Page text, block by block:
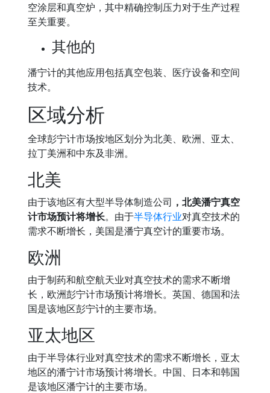
空涂层和真空炉，其中精确控制压力对于生产过程
至关重要。
其他的
潘宁计的其他应用包括真空包装、医疗设备和空间
技术。
区域分析
全球彭宁计市场按地区划分为北美、欧洲、亚太、
拉丁美洲和中东及非洲。
北美
由于该地区有大型半导体制造公司 ，北美潘宁真空
计市场预计将增长。由于半导体行业对真空技术的
需求不断增长，美国是潘宁真空计的重要市场。
欧洲
由于制药和航空航天业对真空技术的需求不断增
长，欧洲彭宁计市场预计将增长。英国、德国和法
国是该地区彭宁计的主要市场。
亚太地区
由于半导体行业对真空技术的需求不断增长，亚太
地区的潘宁计市场预计将增长。中国、日本和韩国
是该地区潘宁计的主要市场。